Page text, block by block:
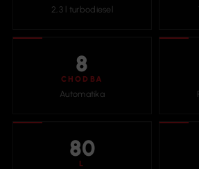
2,3 l turbodiesel
8
CHODBA
Automatika
80
L